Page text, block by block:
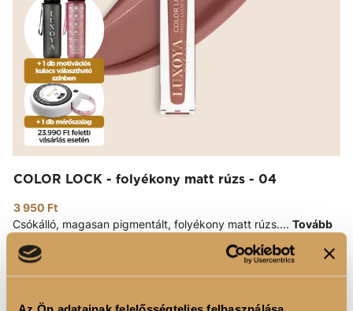
COLOR LOCK - folyékony matt rúzs - 04
3 950 Ft
Csókálló, magasan pigmentált, folyékony matt rúzs.... Tovább
KOSÁRBA